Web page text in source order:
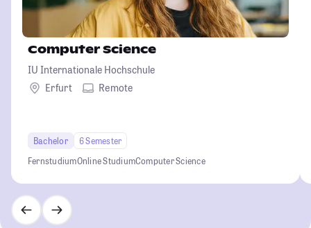
Computer Science
IU Internationale Hochschule
Erfurt
Remote
Bachelor
6 Semester
FernstudiumOnline StudiumComputer Science